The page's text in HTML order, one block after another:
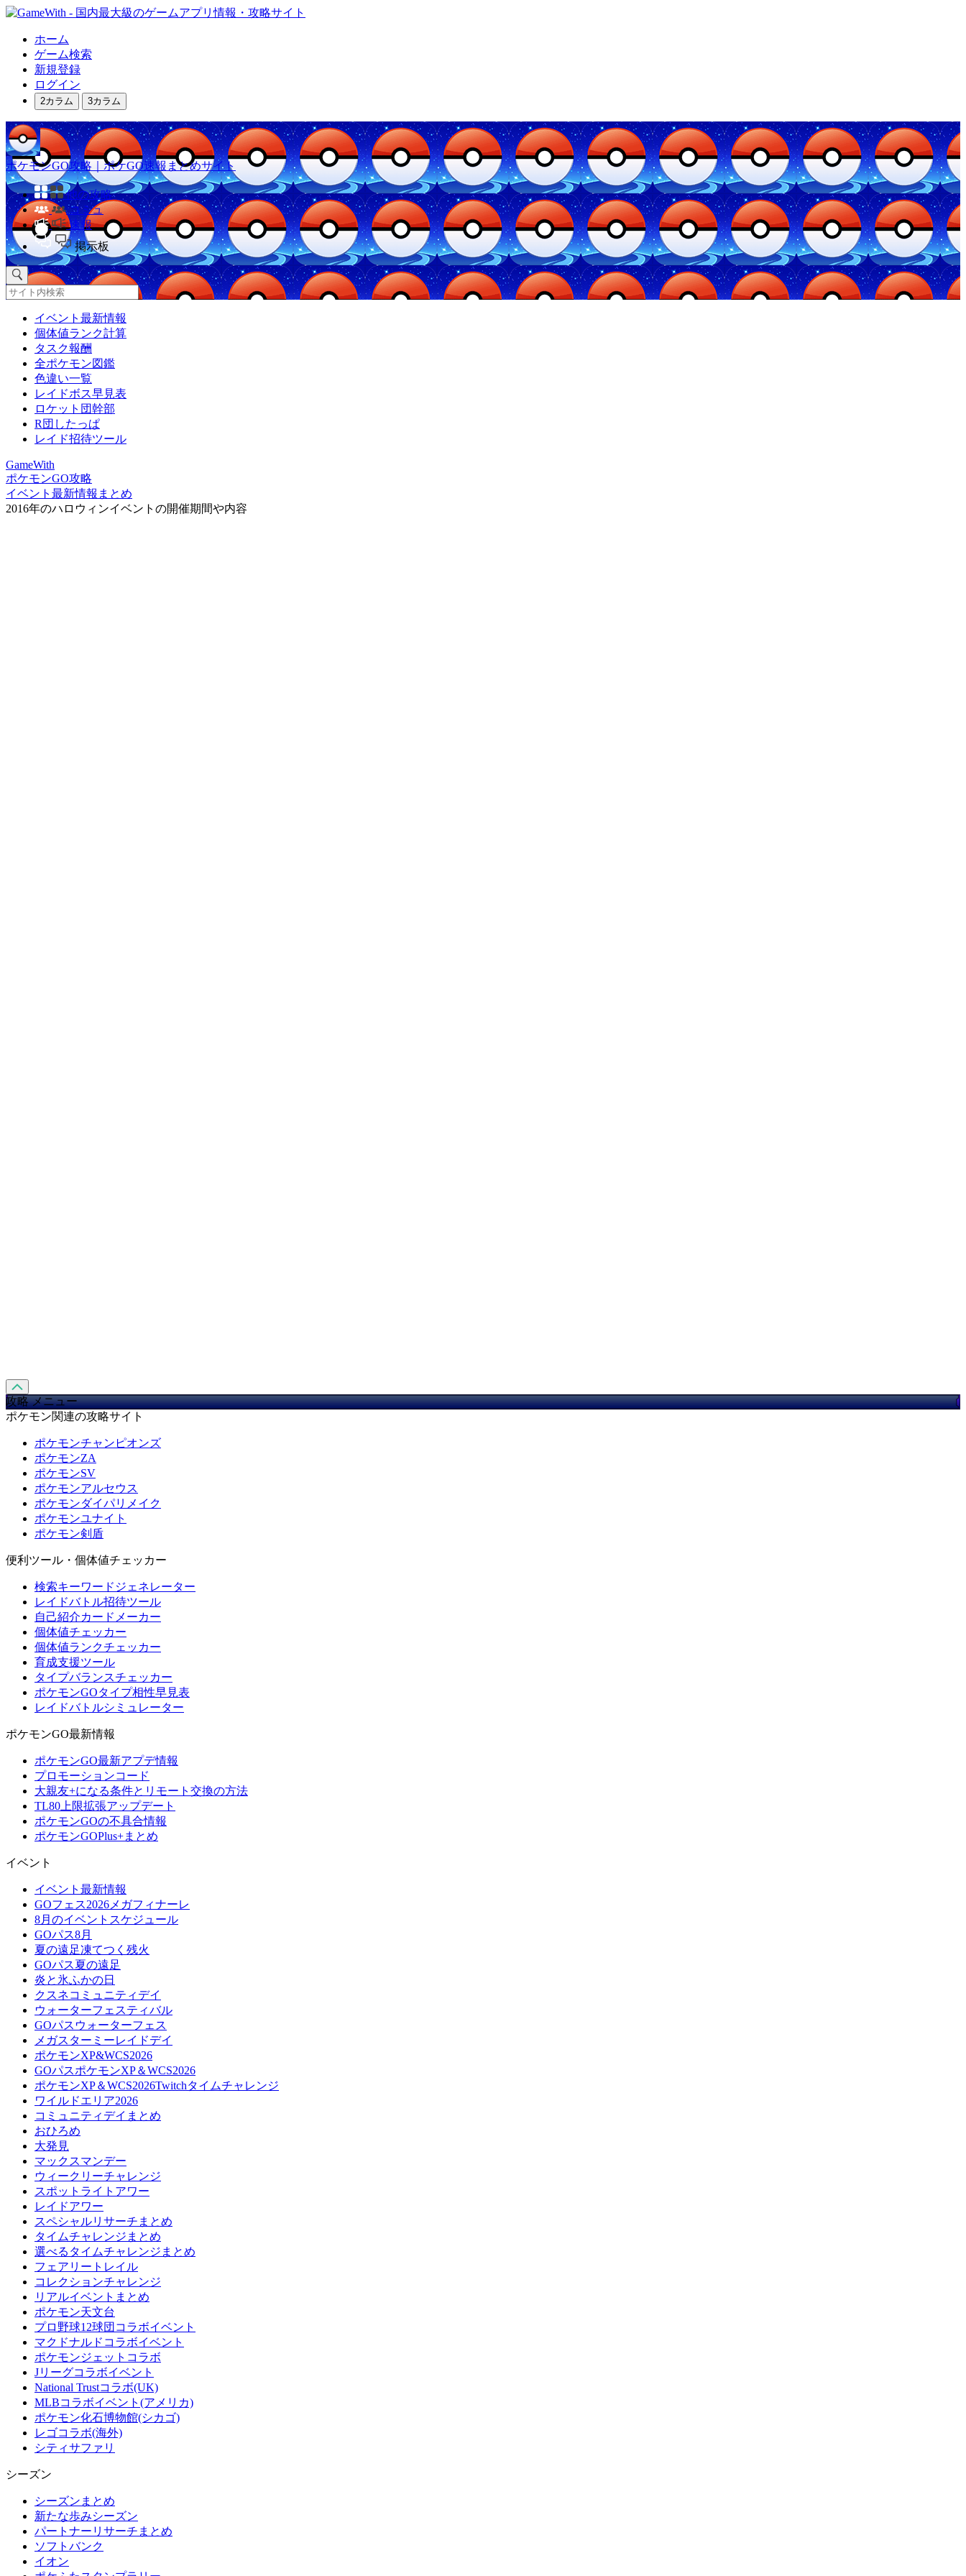
ホーム
ゲーム検索
新規登録
ログイン
2カラム 3カラム
ポケモンGO攻略｜ポケGO速報まとめサイト
他の攻略
コミュ
速報
掲示板
イベント最新情報
個体値ランク計算
タスク報酬
全ポケモン図鑑
色違い一覧
レイドボス早見表
ロケット団幹部
R団したっぱ
レイド招待ツール
GameWith
ポケモンGO攻略
イベント最新情報まとめ
2016年のハロウィンイベントの開催期間や内容
攻略 メニュー
ポケモン関連の攻略サイト
ポケモンチャンピオンズ
ポケモンZA
ポケモンSV
ポケモンアルセウス
ポケモンダイパリメイク
ポケモンユナイト
ポケモン剣盾
便利ツール・個体値チェッカー
検索キーワードジェネレーター
レイドバトル招待ツール
自己紹介カードメーカー
個体値チェッカー
個体値ランクチェッカー
育成支援ツール
タイプバランスチェッカー
ポケモンGOタイプ相性早見表
レイドバトルシミュレーター
ポケモンGO最新情報
ポケモンGO最新アプデ情報
プロモーションコード
大親友+になる条件とリモート交換の方法
TL80上限拡張アップデート
ポケモンGOの不具合情報
ポケモンGOPlus+まとめ
イベント
イベント最新情報
GOフェス2026メガフィナーレ
8月のイベントスケジュール
GOパス8月
夏の遠足凍てつく残火
GOパス夏の遠足
炎と氷ふかの日
クスネコミュニティデイ
ウォーターフェスティバル
GOパスウォーターフェス
メガスターミーレイドデイ
ポケモンXP&WCS2026
GOパスポケモンXP＆WCS2026
ポケモンXP＆WCS2026Twitchタイムチャレンジ
ワイルドエリア2026
コミュニティデイまとめ
おひろめ
大発見
マックスマンデー
ウィークリーチャレンジ
スポットライトアワー
レイドアワー
スペシャルリサーチまとめ
タイムチャレンジまとめ
選べるタイムチャレンジまとめ
フェアリートレイル
コレクションチャレンジ
リアルイベントまとめ
ポケモン天文台
プロ野球12球団コラボイベント
マクドナルドコラボイベント
ポケモンジェットコラボ
Jリーグコラボイベント
National Trustコラボ(UK)
MLBコラボイベント(アメリカ)
ポケモン化石博物館(シカゴ)
レゴコラボ(海外)
シティサファリ
シーズン
シーズンまとめ
新たな歩みシーズン
パートナーリサーチまとめ
ソフトバンク
イオン